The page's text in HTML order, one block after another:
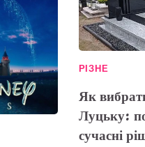
РІЗНЕ
Як
Луцьку:
сучасні